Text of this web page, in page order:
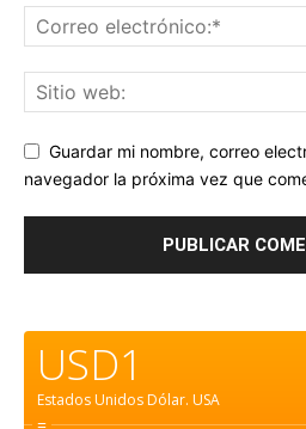
Guardar mi nombre, correo
navegador la próxima vez que
USD1
Estados Unidos Dólar. USA
=